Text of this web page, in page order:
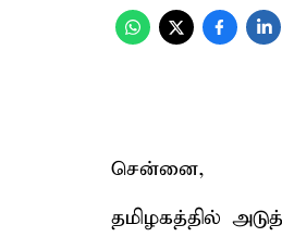
சென்னை,
தமிழகத்தில்